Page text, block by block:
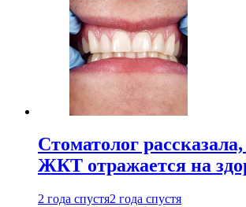
Стоматолог
ЖКТ отражается на
2 года спустя2 года спустя